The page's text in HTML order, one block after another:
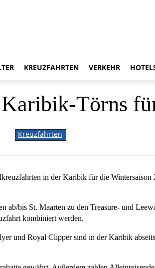
KREUZFAHRTEN VERKEHR
Törns
Kreuzfahrten
in der Karibik für die
ab/bis St. Maarten zu den Treasure- und
kombiniert werden.
und Royal Clipper sind in der Karibik